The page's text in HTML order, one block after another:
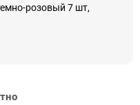
розовый 7 шт,